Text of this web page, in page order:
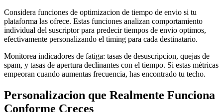
Considera funciones de optimizacion de tiempo de envio si tu
plataforma las ofrece. Estas funciones analizan comportamiento
individual del suscriptor para predecir tiempos de envio optimos,
efectivamente personalizando el timing para cada destinatario.
Monitorea indicadores de fatiga: tasas de desuscripcion, quejas de
spam, y tasas de apertura declinantes con el tiempo. Si estas métricas
empeoran cuando aumentas frecuencia, has encontrado tu techo.
Personalizacion que Realmente Funciona
Conforme Creces